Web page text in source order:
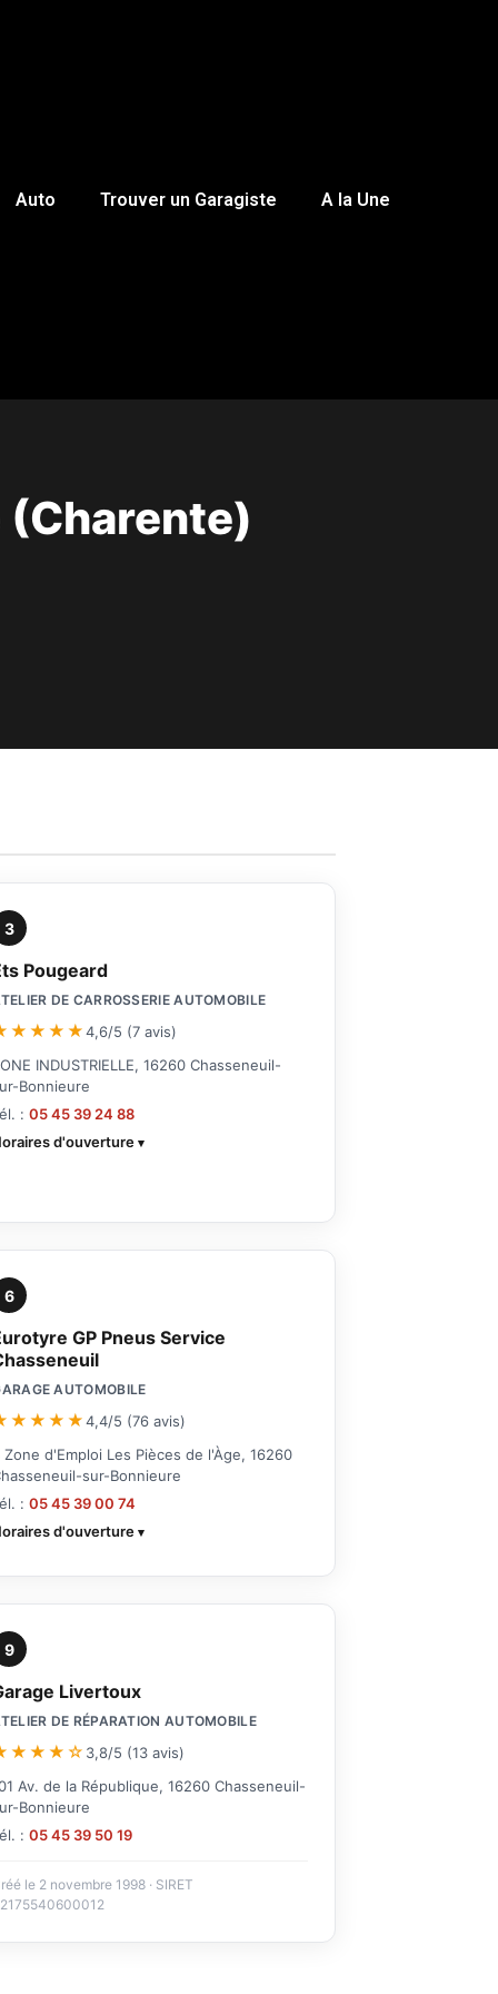
Auto Trouver un Garagiste A la Une
3
Pougeard
DE CARROSSERIE AUTOMOBILE
4,6/5 (7 avis)
INDUSTRIELLE, 16260 Chasseneuil-
Bonnieure
:05 45 39 24 88
d'ouverture
6
GP Pneus Service
AUTOMOBILE
4,4/5 (76 avis)
Zone d'Emploi Les Pièces de l'Àge, 16260
sur-Bonnieure
:05 45 39 00 74
d'ouverture
9
Livertoux
DE RÉPARATION AUTOMOBILE
3,8/5 (13 avis)
Av. de la République, 16260 Chasseneuil-
Bonnieure
:05 45 39 50 19
le 2 novembre 1998 · SIRET